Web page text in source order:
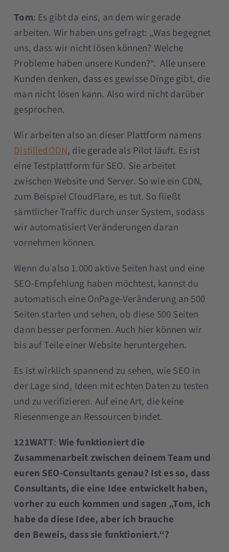
Tom: Es gibt da eins, an dem wir gerade
arbeiten. Wir haben uns gefragt: „Was begegnet
uns, dass wir nicht lösen können? Welche
Probleme haben unsere Kunden?“. Alle unsere
Kunden denken, dass es gewisse Dinge gibt, die
man nicht lösen kann. Also wird nicht darüber
gesprochen.
Wir arbeiten also an dieser Plattform namens
DistilledODN, die gerade als Pilot läuft. Es ist
eine Testplattform für SEO. Sie arbeitet
zwischen Website und Server. So wie ein CDN,
zum Beispiel CloudFlare, es tut. So fließt
sämtlicher Traffic durch unser System, sodass
wir automatisiert Veränderungen daran
vornehmen können.
Wenn du also 1.000 aktive Seiten hast und eine
SEO-Empfehlung haben möchtest, kannst du
automatisch eine OnPage-Veränderung an 500
Seiten starten und sehen, ob diese 500 Seiten
dann besser performen. Auch hier können wir
bis auf Teile einer Website heruntergehen.
Es ist wirklich spannend zu sehen, wie SEO in
der Lage sind, Ideen mit echten Daten zu testen
und zu verifizieren. Auf eine Art, die keine
Riesenmenge an Ressourcen bindet.
121WATT: Wie funktioniert die
Zusammenarbeit zwischen deinem Team und
euren SEO-Consultants genau? Ist es so, dass
Consultants, die eine Idee entwickelt haben,
vorher zu euch kommen und sagen „Tom, ich
habe da diese Idee, aber ich brauche
den Beweis, dass sie funktioniert.“?